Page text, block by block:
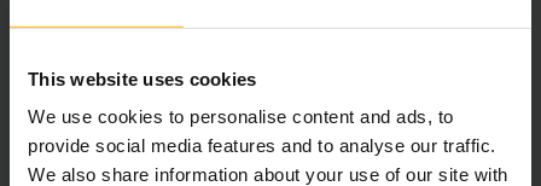
This website uses cookies
We use cookies to personalise content and ads, to
provide social media features and to analyse our traffic.
We also share information about your use of our site with
ДІЗНАТИСЯ БІЛЬШЕ
НАДІСЛАТИ ЗАПИТ